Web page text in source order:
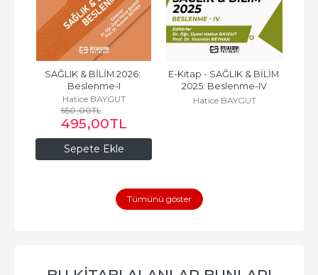
Sepete Ekle
SAĞLIK & BİLİM 2026:
Beslenme-I
Hatice BAYGUT
550,00TL
495,00TL
E-Kitap - SAĞLIK & BİLİM
2025: Beslenme-IV
Hatice BAYGUT
Tümünü göster